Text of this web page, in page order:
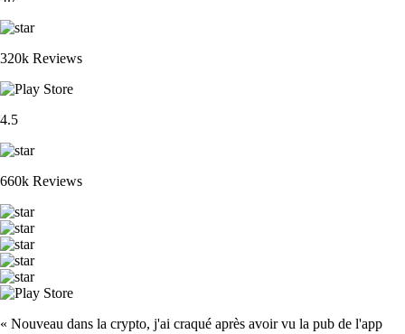
320k Reviews
4.5
660k Reviews
« Nouveau dans la crypto, j'ai craqué après avoir vu la pub de l'app